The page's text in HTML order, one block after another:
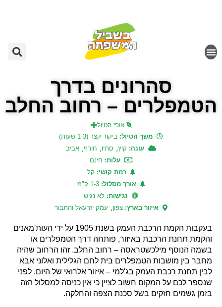
סהרונים בדרך
הטמפלרים – רחוב החלב
אופי הטיול
משך הטיול: ביקור קצר (1-3 שעות)
עונה: קיץ, סתיו, חורף, אביב
עלות: חינם
רמת קושי: קל
אורך מסלול:1-3 ק"מ
נגישות: לא נגיש
איזור בארץ: צפון, עמק יזרעאל והתבור
בעקבות הקמת הרכבת העמק בשנת 1905 על ידי העות'מאנים
והקמת תחנת הרכבת באיזור, פותחה דרך הטמפלרים או
בשמה הנוסף מילכשטראסה – רחוב החלב. זהו הרחוב שהיה
מחבר בין מושבות הטמפלרים בית לחם הגלילית ואלוני אבא
לבין תחנת רכבת העמק בג'למי – איזור אלרואי של היום. לפני
שנספר לכם על המקום חשוב לציין כי אין כניסה למסלול הזה
בזמן גשמים חזקים בשל סכנת הצפה והחלקה.